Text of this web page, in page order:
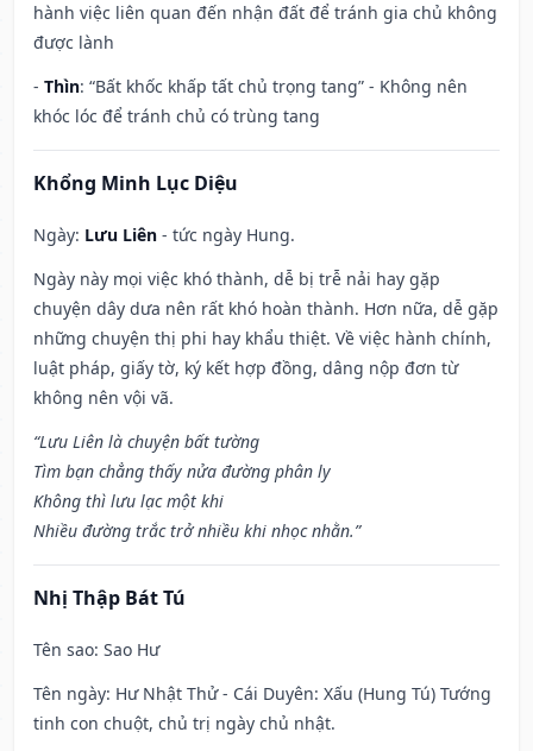
hành việc liên quan đến nhận đất để tránh gia chủ không
được lành
- Thìn: “Bất khốc khấp tất chủ trọng tang” - Không nên
khóc lóc để tránh chủ có trùng tang
Khổng Minh Lục Diệu
Ngày: Lưu Liên - tức ngày Hung.
Ngày này mọi việc khó thành, dễ bị trễ nải hay gặp
chuyện dây dưa nên rất khó hoàn thành. Hơn nữa, dễ gặp
những chuyện thị phi hay khẩu thiệt. Về việc hành chính,
luật pháp, giấy tờ, ký kết hợp đồng, dâng nộp đơn từ
không nên vội vã.
“Lưu Liên là chuyện bất tường
Tìm bạn chẳng thấy nửa đường phân ly
Không thì lưu lạc một khi
Nhiều đường trắc trở nhiều khi nhọc nhằn.”
Nhị Thập Bát Tú
Tên sao: Sao Hư
Tên ngày: Hư Nhật Thử - Cái Duyên: Xấu (Hung Tú) Tướng
tinh con chuột, chủ trị ngày chủ nhật.